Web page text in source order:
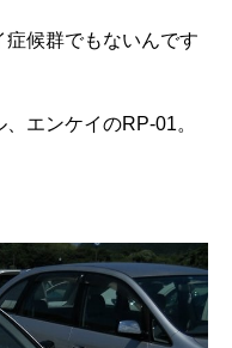
候群でもないんです
エンケイのRP-01。